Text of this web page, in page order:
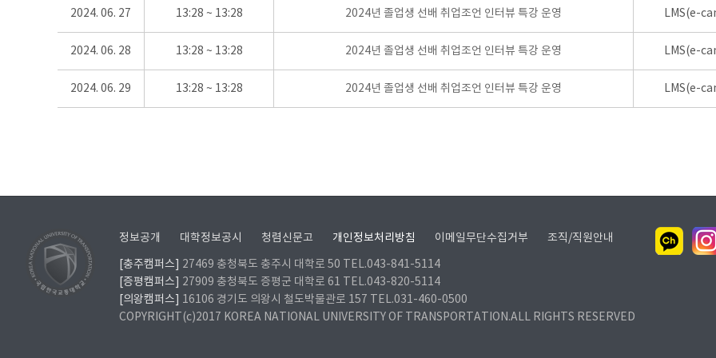
2024. 06. 27 13:28 ~ 13:28 2024년 졸업생 선배 취업조언 인터뷰 특강 운영 LMS(e-
2024. 06. 28 13:28 ~ 13:28 2024년 졸업생 선배 취업조언 인터뷰 특강 운영 LMS(e-
2024. 06. 29 13:28 ~ 13:28 2024년 졸업생 선배 취업조언 인터뷰 특강 운영 LMS(e-
정보공개 대학정보공시 청렴신문고 개인정보처리방침 이메일무단수집거부 조직/직원안내
[충주캠퍼스]
27469 충청북도 충주시 대학로 50 TEL.043-841-5114
[증평캠퍼스]
27909 충청북도 증평군 대학로 61 TEL.043-820-5114
[의왕캠퍼스]
16106 경기도 의왕시 철도박물관로 157 TEL.031-460-0500
COPYRIGHT(c)2017 KOREA NATIONAL UNIVERSITY OF TRANSPORTATION.ALL RIGHTS RESERVED